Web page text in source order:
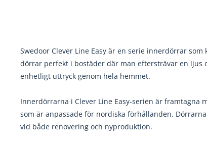
Swedoor Clever Line Easy är en serie innerdörrar
dörrar perfekt i bostäder där man eftersträvar en ljus
enhetligt uttryck genom hela hemmet.
Innerdörrarna i Clever Line Easy-serien är
som är anpassade för nordiska förhållanden.
vid både renovering och nyproduktion.